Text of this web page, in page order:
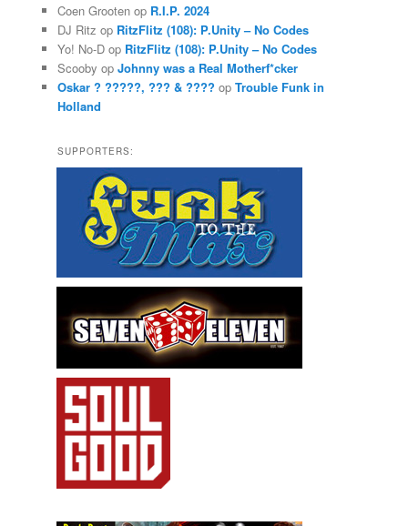
n
Coen Grootenop R.I.P. 2024
DJ Ritz op RitzFlitz (108): P.Unity – No Codes
Yo! No-Dop RitzFlitz (108): P.Unity – No Codes
Scooby op Johnny was a Real Motherf*cker
Oskar ? ?????, ??? & ???? op Trouble Funk in
Holland
SUPPORTERS: